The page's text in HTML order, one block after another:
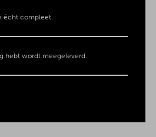
écht compleet.
hebt wordt meegeleverd.